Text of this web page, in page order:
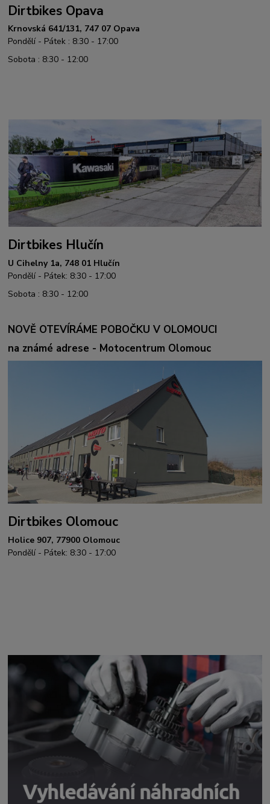
Dirtbikes Opava
Krnovská 641/131, 747 07 Opava
Pondělí - Pátek : 8:30 - 17:00
Sobota : 8:30 - 12:00
Dirtbikes Hlučín
U Cihelny 1a, 748 01 Hlučín
Pondělí - Pátek: 8:30 - 17:00
Sobota : 8:30 - 12:00
NOVĚ OTEVÍRÁME POBOČKU V OLOMOUCI
na známé adrese - Motocentrum Olomouc
Dirtbikes Olomouc
Holice 907, 77900 Olomouc
Pondělí - Pátek: 8:30 - 17:00